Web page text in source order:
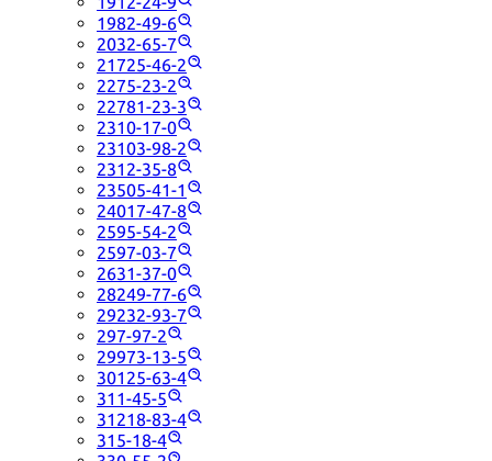
1982-49-6
2032-65-7
21725-46-2
2275-23-2
22781-23-3
2310-17-0
23103-98-2
2312-35-8
23505-41-1
24017-47-8
2595-54-2
2597-03-7
2631-37-0
28249-77-6
29232-93-7
297-97-2
29973-13-5
30125-63-4
311-45-5
31218-83-4
315-18-4